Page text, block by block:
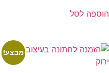
הוספה לסל
מבצע!